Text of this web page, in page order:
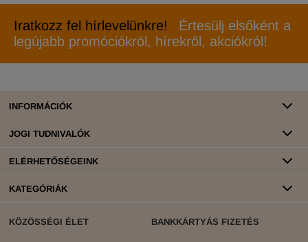
Iratkozz fel hírlevelünkre!
Értesülj elsőként a
legújabb promóciókról, hírekről, akciókról!
INFORMÁCIÓK
JOGI TUDNIVALÓK
ELÉRHETŐSÉGEINK
KATEGÓRIÁK
KÖZÖSSÉGI ÉLET BANKKÁRTYÁS FIZETÉS